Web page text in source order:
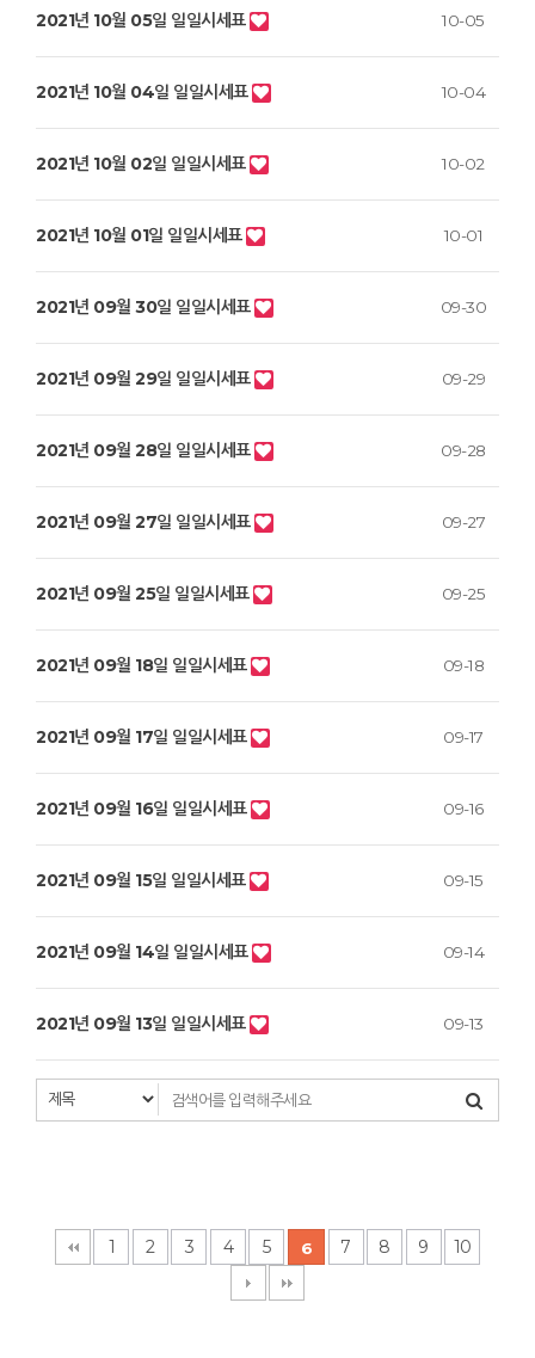
2021년 10월 05일 일일시세표 10-05
2021년 10월 04일 일일시세표 10-04
2021년 10월 02일 일일시세표 10-02
2021년 10월 01일 일일시세표 10-01
2021년 09월 30일 일일시세표 09-30
2021년 09월 29일 일일시세표 09-29
2021년 09월 28일 일일시세표 09-28
2021년 09월 27일 일일시세표 09-27
2021년 09월 25일 일일시세표 09-25
2021년 09월 18일 일일시세표 09-18
2021년 09월 17일 일일시세표 09-17
2021년 09월 16일 일일시세표 09-16
2021년 09월 15일 일일시세표 09-15
2021년 09월 14일 일일시세표 09-14
2021년 09월 13일 일일시세표 09-13
1 2 3 4 5 6 7 8 9 10